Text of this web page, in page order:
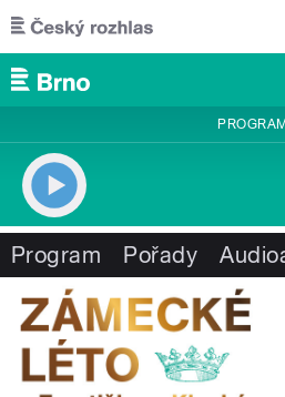
Přejít k hlavnímu obsahu
PROGRAM
Program Pořady